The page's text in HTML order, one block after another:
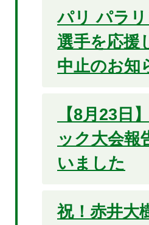
パリ パラ
選手を応援
中止のお知
【8月23日
ック大会報
いました
祝！赤井大